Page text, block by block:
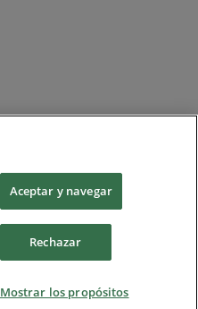
Aceptar y navegar
Rechazar
Mostrar los propósitos